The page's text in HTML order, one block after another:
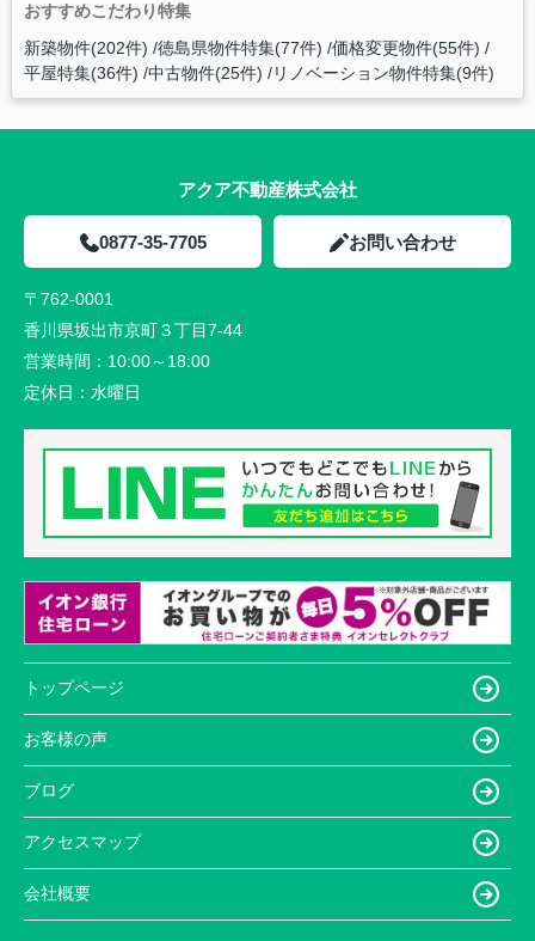
おすすめこだわり特集
新築物件(202件) 徳島県物件特集(77件) 価格変更物件(55件)
平屋特集(36件) 中古物件(25件) リノベーション物件特集(9件)
アクア不動産株式会社
0877-35-7705 お問い合わせ
〒762-0001
香川県坂出市京町３丁目7-44
営業時間： 10:00～18:00
定休日： 水曜日
トップページ
お客様の声
ブログ
アクセスマップ
会社概要